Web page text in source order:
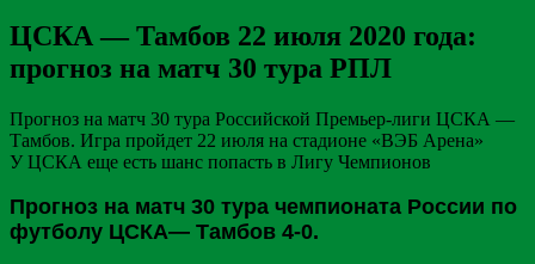
ЦСКА — Тамбов 22 июля 2020 года:
прогноз на матч 30 тура РПЛ
Прогноз на матч 30 тура Российской Премьер-лиги ЦСКА —
Тамбов. Игра пройдет 22 июля на стадионе «ВЭБ Арена»
У ЦСКА еще есть шанс попасть в Лигу Чемпионов
Прогноз на матч 30 тура чемпионата России по
футболу ЦСКА— Тамбов 4-0.